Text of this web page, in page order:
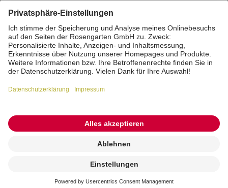
beauftragen
Impressum Datenschutz
Stiftung
Interne Meldestelle
Zahlungsmittel
Barrierefreiheitserklärung
Vertrag widerrufen
© 2026 ROSENGARTEN-Tierbestattung